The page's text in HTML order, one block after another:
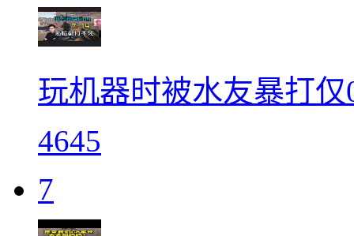
玩机器时被水友暴打仅
4645
7